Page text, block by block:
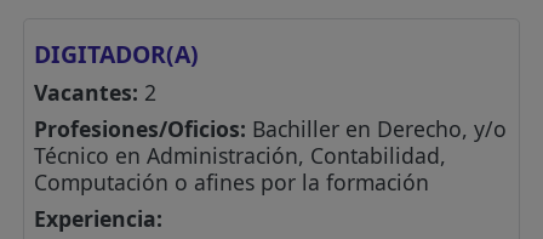
DIGITADOR(A)
Vacantes: 2
Profesiones/Oficios: Bachiller en Derecho, y/o
Técnico en Administración, Contabilidad,
Computación o afines por la formación
Experiencia: